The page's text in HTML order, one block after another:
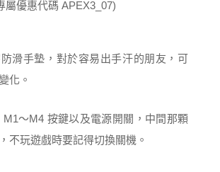
滑手墊，對於容易出手汗的朋友，可
化。
M1～M4 按鍵以及電源開關，中間那顆
不玩遊戲時要記得切換關機。